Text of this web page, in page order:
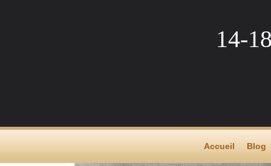
14-
Accueil Blog